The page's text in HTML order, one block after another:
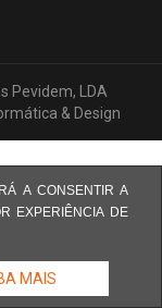
A CONSENTIR A
EXPERIÊNCIA DE
MAIS
Pevidem, LDA
& Design